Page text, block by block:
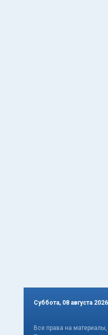
Суббота, 08 августа 2026
Все права на